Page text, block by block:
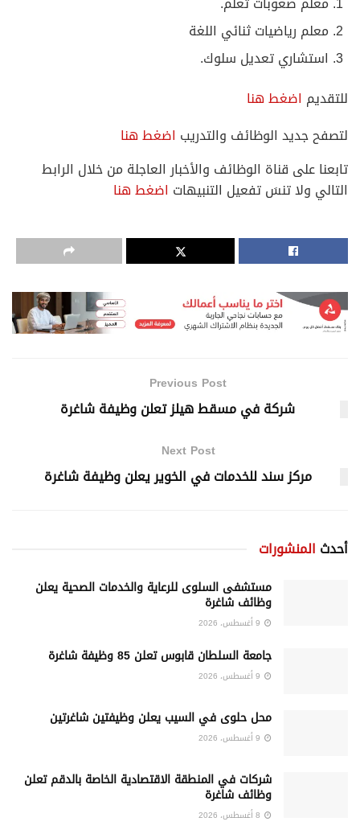
⁠معلم رياضيات ثنائي اللغة
استشاري تعديل سلوك.
للتقديم اضغط هنا
لتصفح جديد الوظائف والتدريب اضغط هنا
تابعنا على قناة الوظائف والأخبار العاجلة من خلال الرابط
التالي ولا تنسَ تفعيل التنبيهات اضغط هنا
Previous Post
شركة في مسقط هيلز تعلن وظيفة شاغرة
Next Post
مركز سند للخدمات في الخوير يعلن وظيفة شاغرة
أحدث المنشورات
مستشفى السلوى للرعاية والخدمات الصحية يعلن
وظائف شاغرة
جامعة السلطان قابوس تعلن 85 وظيفة شاغرة
محل حلوى في السيب يعلن وظيفتين شاغرتين
شركات في المنطقة الاقتصادية الخاصة بالدقم تعلن
وظائف شاغرة